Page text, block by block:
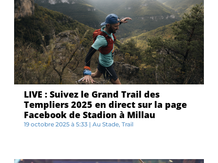
LIVE : Suivez le Grand Trail des
Templiers 2025 en direct sur la page
Facebook de Stadion à Millau
19 octobre 2025 à 5:33 | Au Stade, Trail